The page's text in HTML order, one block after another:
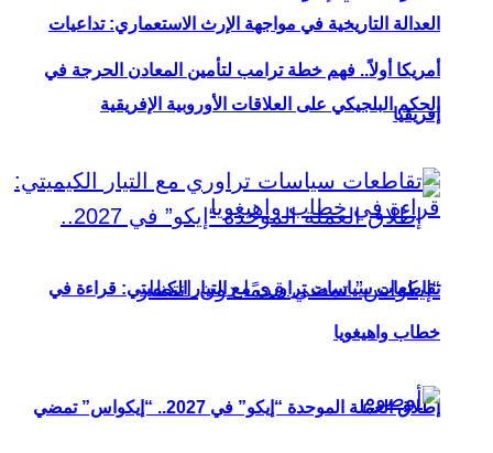
العدالة التاريخية في مواجهة الإرث الاستعماري: تداعيات
الحكم البلجيكي على العلاقات الأوروبية الإفريقية
إطلاق العملة الموحدة “إيكو” في 2027.. “إيكواس” تمضي
أمريكا أولاً.. فهم خطة ترامب لتأمين المعادن الحرجة في
إفريقيا
تقاطعات سياسات تراوري مع التيار الكيميتي: قراءة في
خطاب واهيغويا